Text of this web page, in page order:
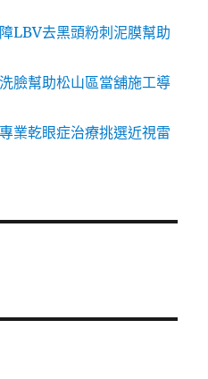
LBV去黑頭粉刺泥膜幫助
臉幫助松山區當舖施工導
業乾眼症治療挑選近視雷